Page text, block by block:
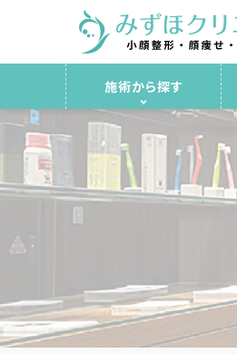
施術から探す